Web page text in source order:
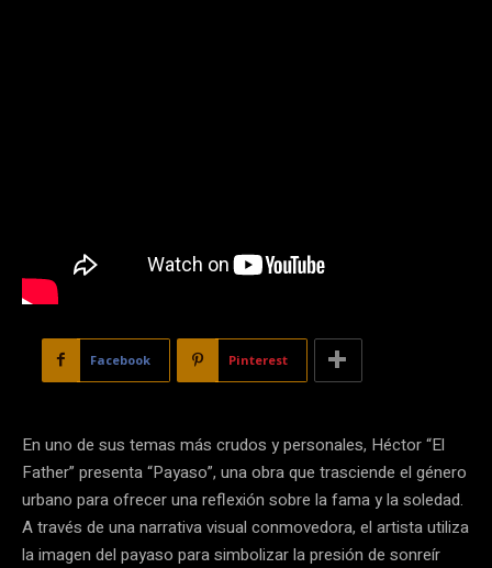
Facebook Pinterest
En uno de sus temas más crudos y personales, Héctor “El
Father” presenta “Payaso”, una obra que trasciende el género
urbano para ofrecer una reflexión sobre la fama y la soledad.
A través de una narrativa visual conmovedora, el artista utiliza
la imagen del payaso para simbolizar la presión de sonreír